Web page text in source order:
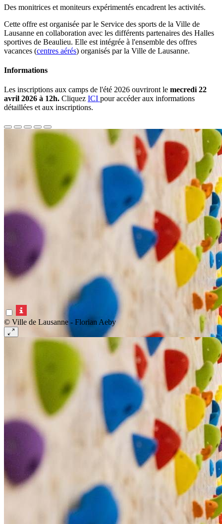
Des monitrices et moniteurs expérimentés encadrent les activités.
Cette offre est organisée par le Service des sports de la Ville de
Lausanne en collaboration avec les différents partenaires des Halles
sportives de Beaulieu. Elle est intégrée à l'ensemble des offres
vacances (centres aérés) organisés par la Ville de Lausanne.
Informations
Les inscriptions aux camps de l'été 2026 ouvriront le mecredi 22
avril 2026 à 12h. Cliquez ICI pour accéder aux informations
détaillées et aux inscriptions.
© Ville de Lausanne - Florian Aeby